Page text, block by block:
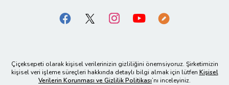
Çiçeksepeti olarak kişisel verilerinizin gizliliğini önemsiyoruz. Şirketimizin
kişisel veri işleme süreçleri hakkında detaylı bilgi almak için lütfen Kişisel
Verilerin Korunması ve Gizlilik Politikası’nı inceleyiniz.